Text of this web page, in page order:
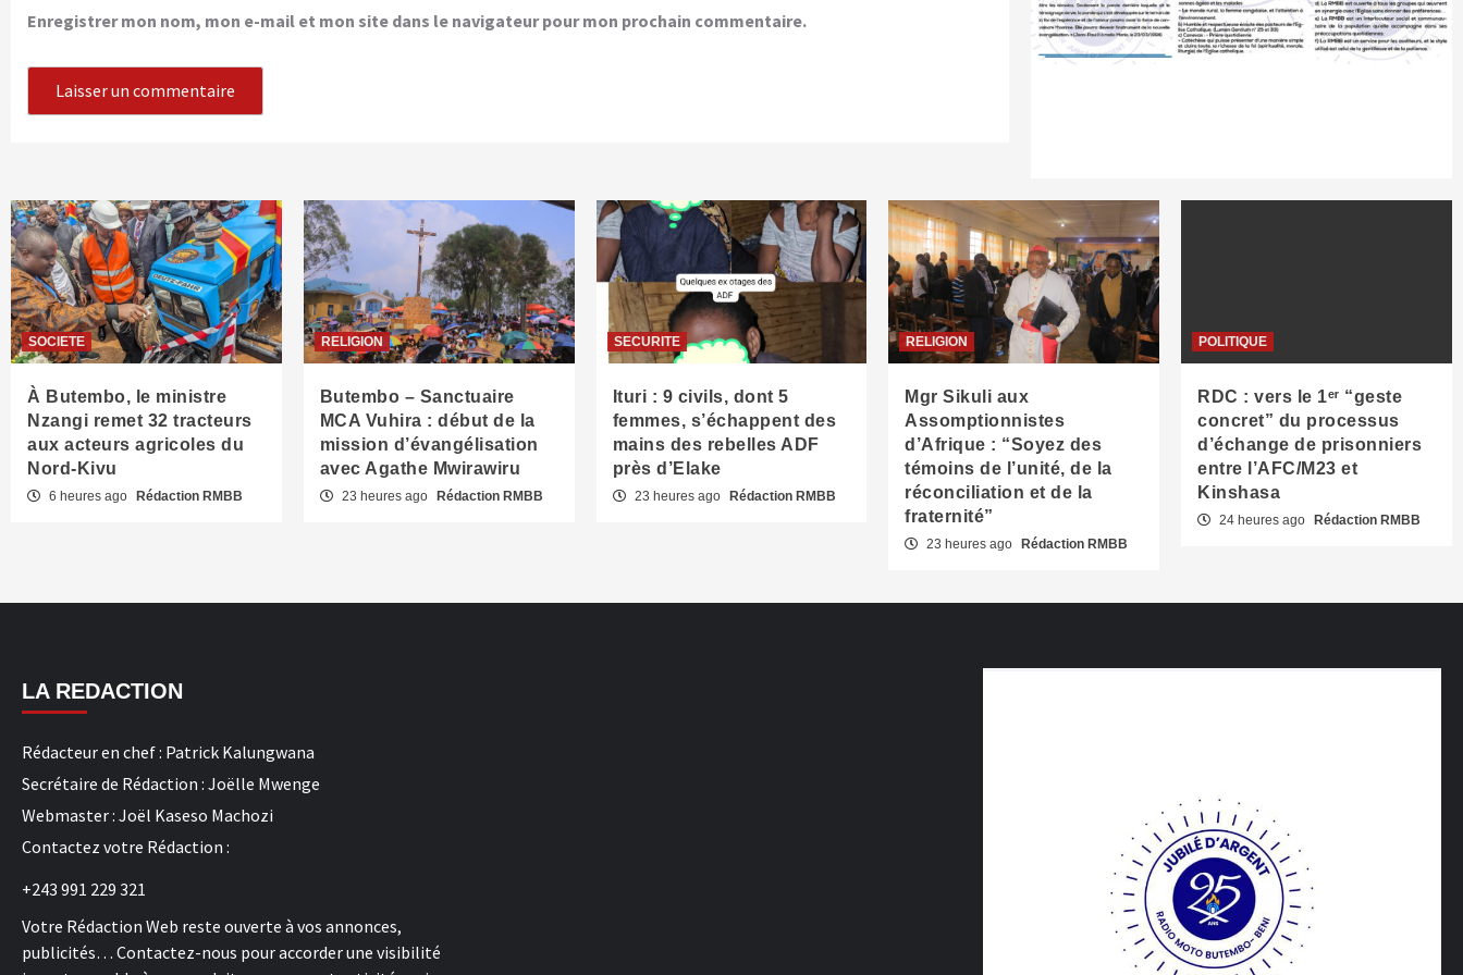
Enregistrer mon nom, mon e-mail et mon site dans le navigateur pour mon prochain commentaire.
SOCIETE
À Butembo, le ministre
Nzangi remet 32 tracteurs
aux acteurs agricoles du
Nord-Kivu
6 heures ago Rédaction RMBB
RELIGION
Butembo – Sanctuaire
MCA Vuhira : début de la
mission d’évangélisation
avec Agathe Mwirawiru
23 heures ago Rédaction RMBB
SECURITE
Ituri : 9 civils, dont 5
femmes, s’échappent des
mains des rebelles ADF
près d’Elake
23 heures ago Rédaction RMBB
RELIGION
Mgr Sikuli aux
Assomptionnistes
d’Afrique : “Soyez des
témoins de l’unité, de la
réconciliation et de la
fraternité”
23 heures ago Rédaction RMBB
POLITIQUE
RDC : vers le 1ᵉʳ “geste
concret” du processus
d’échange de prisonniers
entre l’AFC/M23 et
Kinshasa
24 heures ago Rédaction RMBB
LA REDACTION
Rédacteur en chef : Patrick Kalungwana
Secrétaire de Rédaction : Joëlle Mwenge
Webmaster : Joël Kaseso Machozi
Contactez votre Rédaction :
+243 991 229 321
Votre Rédaction Web reste ouverte à vos annonces,
publicités… Contactez-nous pour accorder une visibilité